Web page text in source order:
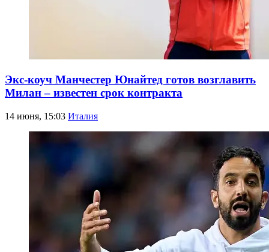
Экс-коуч Манчестер Юнайтед готов возглавить
Милан – известен срок контракта
14 июня, 15:03 Италия